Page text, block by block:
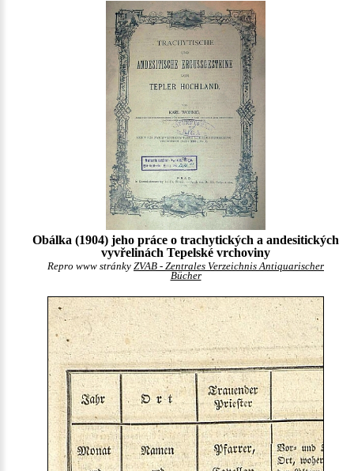
Obálka (1904) jeho práce o trachytických a andesitických
vyvřelinách Tepelské vrchoviny
Repro www stránky ZVAB - Zentrales Verzeichnis Antiquarischer
Bücher